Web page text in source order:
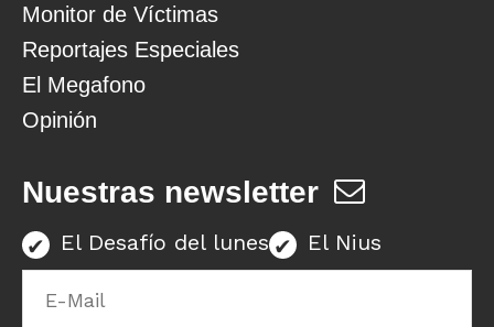
Monitor de Víctimas
Reportajes Especiales
El Megafono
Opinión
Nuestras newsletter
El Desafío del lunes El Nius